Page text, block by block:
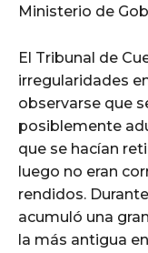
Ministerio de
El Tribunal de
irregularidades
observarse que
posiblemente
que se hacían
luego no eran
rendidos.
acumuló una
la más antigua